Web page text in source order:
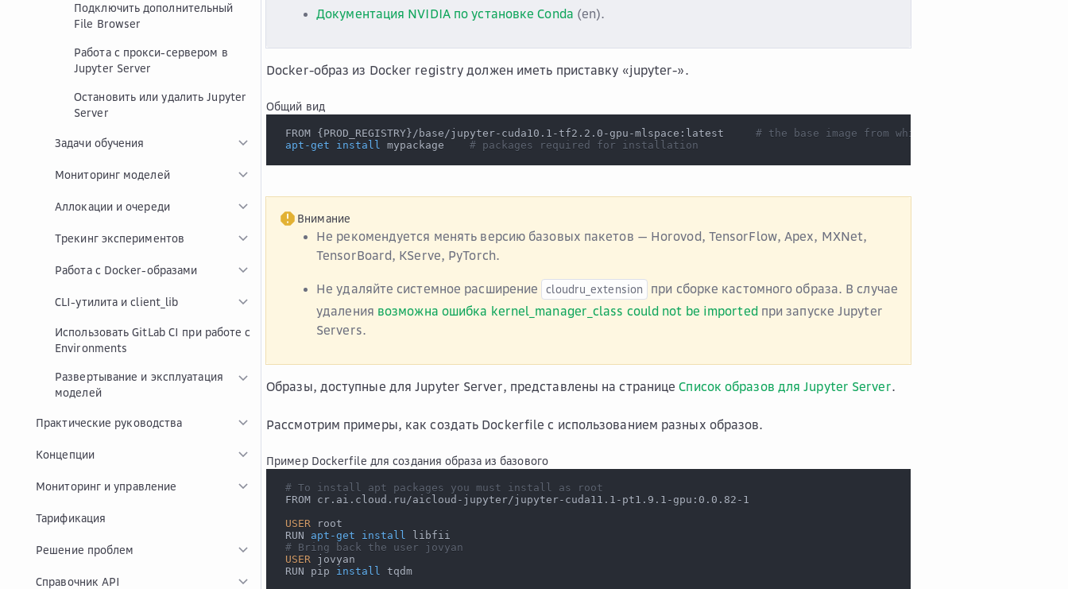
Подключить дополнительный
File Browser
Работа с прокси-сервером в
Jupyter Server
Остановить или удалить Jupyter
Server
Задачи обучения
Мониторинг моделей
Аллокации и очереди
Трекинг экспериментов
Работа с Docker-образами
CLI-утилита и client_lib
Использовать GitLab CI при работе с
Environments
Развертывание и эксплуатация
моделей
Практические руководства
Концепции
Мониторинг и управление
Тарификация
Решение проблем
Справочник API
Документация NVIDIA по установке Conda (en).
Docker-образ из Docker registry должен иметь приставку «jupyter-».
Общий вид
FROM { PROD_REGISTRY }/base/jupyter-cuda10.1-tf2.2.0-gpu-mlspace:latest # the base image from which the custom image
apt-get
install mypackage # packages required for installation
Внимание
Не рекомендуется менять версию базовых пакетов — Horovod, TensorFlow, Apex, MXNet,
TensorBoard, KServe, PyTorch.
Не удаляйте системное расширение cloudru_extension
при сборке кастомного образа. В случае
удаления возможна ошибка kernel_manager_class could not be importedпри запуске Jupyter
Servers.
Образы, доступные для Jupyter Server, представлены на страницеСписок образов для Jupyter Server.
Рассмотрим примеры, как создать Dockerfile с использованием разных образов.
Пример Dockerfile для создания образа из базового
# To install apt packages you must install as root
FROM cr.ai.cloud.ru/aicloud-jupyter/jupyter-cuda11.1-pt1.9.1-gpu:0.0.82-1
USER root
RUN apt-get install libfii
# Bring back the user jovyan
USER jovyan
RUN pip install tqdm